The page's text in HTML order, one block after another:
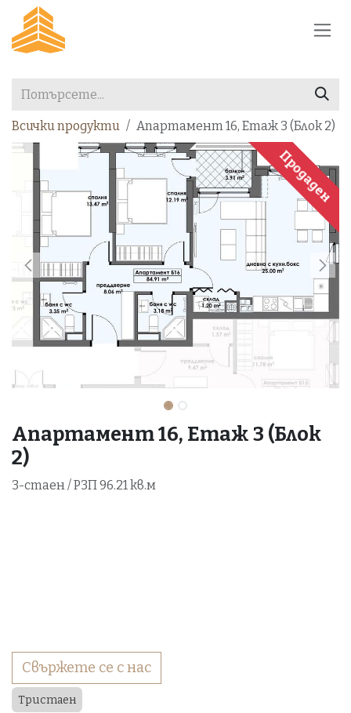
Преминете към съдържание
Всички продукти Апартамент 16, Етаж 3 (Блок 2)
Продаден
Апартамент 16, Етаж 3 (Блок
2)
3-стаен / РЗП 96.21 кв.м
Свържете се с нас
Тристаен